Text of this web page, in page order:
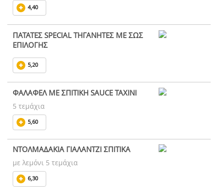
4,40
ΠΑΤΑΤΕΣ SPECIAL ΤΗΓΑΝΗΤΕΣ ΜΕ ΣΩΣ
ΕΠΙΛΟΓΗΣ
5,20
ΦΑΛΑΦΕΛ ΜΕ ΣΠΙΤΙΚΗ SAUCE ΤΑΧΙΝΙ
5 τεμάχια
5,60
ΝΤΟΛΜΑΔΑΚΙΑ ΓΙΑΛΑΝΤΖΙ ΣΠΙΤΙΚΑ
με λεμόνι 5 τεμάχια
6,30